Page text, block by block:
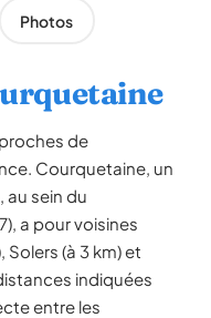
Photos
de
Courquetaine, un
au sein du
a pour voisines
(à 3 km) et
indiquées
entre les